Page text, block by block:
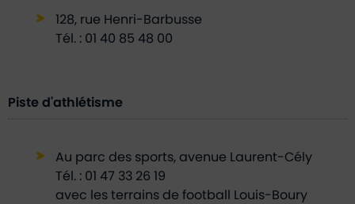
128, rue Henri-Barbusse
Tél. : 01 40 85 48 00
Piste d'athlétisme
Au parc des sports, avenue Laurent-Cély
Tél. : 01 47 33 26 19
avec les terrains de football Louis-Boury